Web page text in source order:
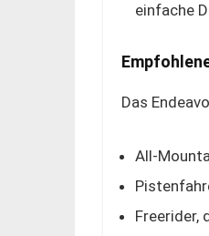
einfache
Das
All-
Freerider,